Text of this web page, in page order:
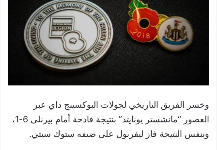
وخسر الفريق التاريخي لجولات البوكسينج داي عبر
العصور “مانشستر يونايتد” بنتيجة فادحة أمام بيرنلي 6-1،
وبنفس النتيجة فاز ليفربول على ضيفه ستوك سيتي.